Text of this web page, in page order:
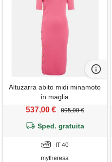
Altuzarra abito midi minamoto
in maglia
537,00 € 895,00 €
Sped. gratuita
IT 40
mytheresa